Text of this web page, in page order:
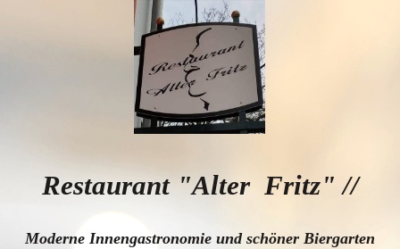
Restaurant "Alter Fritz"//
Moderne Innengastronomie und schöner Biergarten